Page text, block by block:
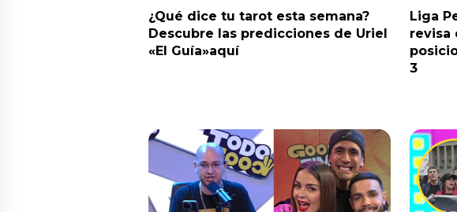
¿Qué dice tu tarot esta semana?
Descubre las predicciones de Uriel
«El Guía»aquí
Liga
revisa
3